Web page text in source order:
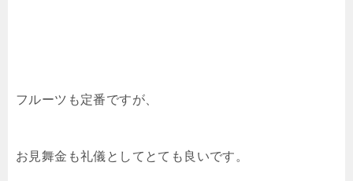
フルーツも定番ですが、
お見舞金も礼儀としてとても良いです。